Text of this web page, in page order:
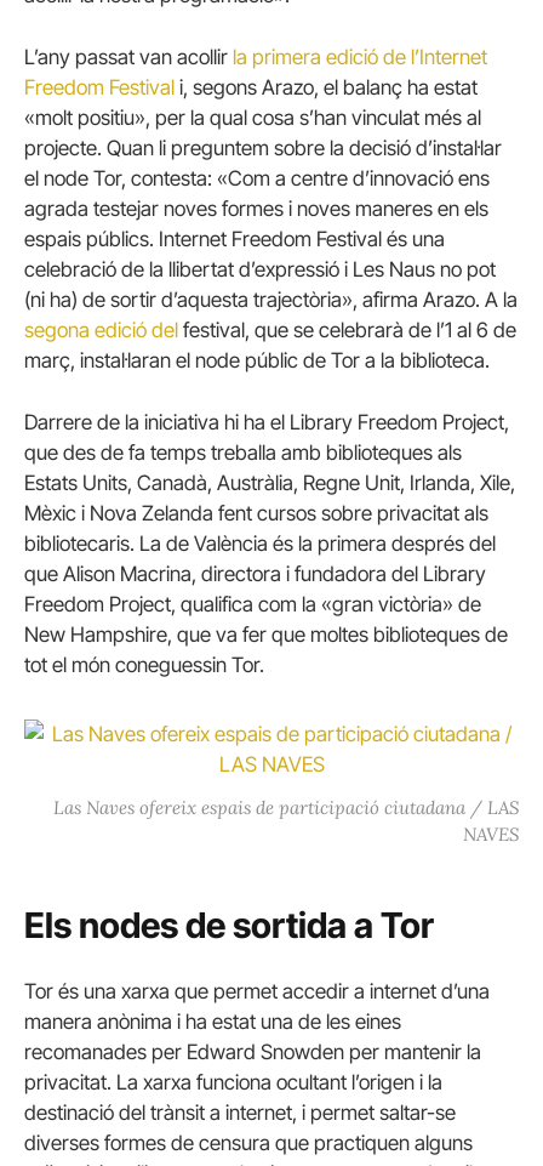
L’any passat van acollir la primera edició de l’Internet
Freedom Festival i, segons Arazo, el balanç ha estat
«molt positiu», per la qual cosa s’han vinculat més al
projecte. Quan li preguntem sobre la decisió d’instal·lar
el node Tor, contesta: «Com a centre d’innovació ens
agrada testejar noves formes i noves maneres en els
espais públics. Internet Freedom Festival és una
celebració de la llibertat d’expressió i Les Naus no pot
(ni ha) de sortir d’aquesta trajectòria», afirma Arazo. A la
segona edició del festival, que se celebrarà de l’1 al 6 de
març, instal·laran el node públic de Tor a la biblioteca.
Darrere de la iniciativa hi ha el Library Freedom Project,
que des de fa temps treballa amb biblioteques als
Estats Units, Canadà, Austràlia, Regne Unit, Irlanda, Xile,
Mèxic i Nova Zelanda fent cursos sobre privacitat als
bibliotecaris. La de València és la primera després del
que Alison Macrina, directora i fundadora del Library
Freedom Project, qualifica com la «gran victòria» de
New Hampshire, que va fer que moltes biblioteques de
tot el món coneguessin Tor.
Las Naves ofereix espais de participació ciutadana / LAS
NAVES
Els nodes de sortida a Tor
Tor és una xarxa que permet accedir a internet d’una
manera anònima i ha estat una de les eines
recomanades per Edward Snowden per mantenir la
privacitat. La xarxa funciona ocultant l’origen i la
destinació del trànsit a internet, i permet saltar-se
diverses formes de censura que practiquen alguns